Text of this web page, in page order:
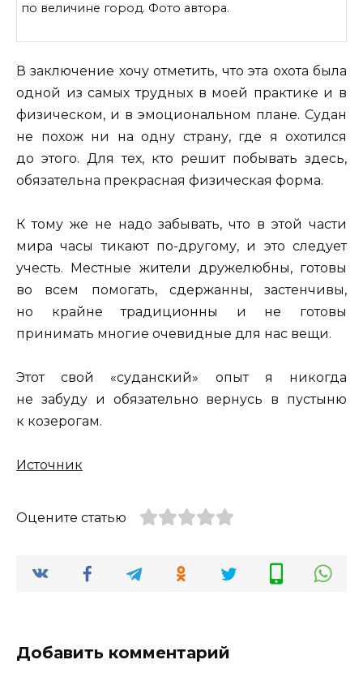
по величине город. Фото автора.
В заключение хочу отметить, что эта охота была
одной из самых трудных в моей практике и в
физическом, и в эмоциональном плане. Судан
не похож ни на одну страну, где я охотился
до этого. Для тех, кто решит побывать здесь,
обязательна прекрасная физическая форма.
К тому же не надо забывать, что в этой части
мира часы тикают по-другому, и это следует
учесть. Местные жители дружелюбны, готовы
во всем помогать, сдержанны, застенчивы,
но крайне традиционны и не готовы
принимать многие очевидные для нас вещи.
Этот свой «суданский» опыт я никогда
не забуду и обязательно вернусь в пустыню
к козерогам.
Источник
Оцените статью
Добавить комментарий